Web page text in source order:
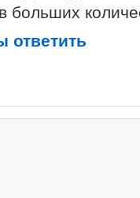
больших
ответить